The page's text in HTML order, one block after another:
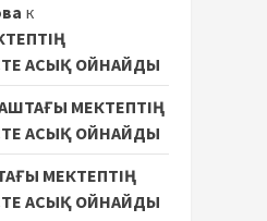
к
АСЫҚ ОЙНАЙДЫ
МЕКТЕПТІҢ
АСЫҚ ОЙНАЙДЫ
МЕКТЕПТІҢ
АСЫҚ ОЙНАЙДЫ